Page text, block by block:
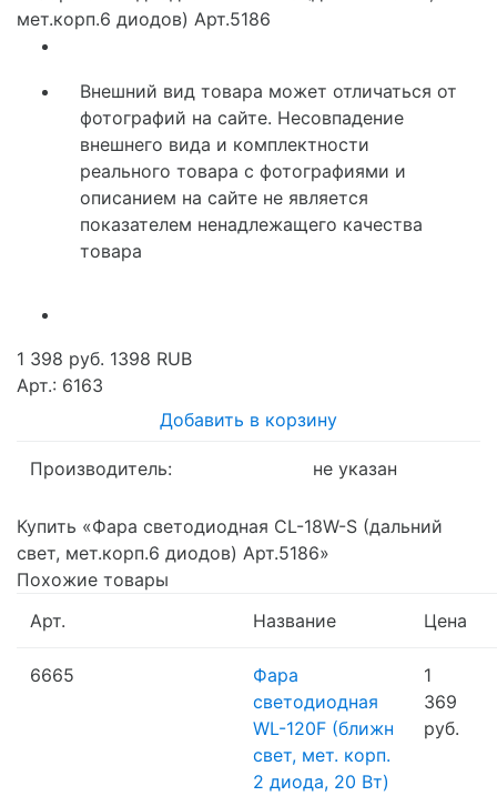
Внешний вид товара может отличаться от
фотографий на сайте. Несовпадение
внешнего вида и комплектности
реального товара с фотографиями и
описанием на сайте не является
показателем ненадлежащего качества
товара
1 398 руб. 1398 RUB
Арт.: 6163
Добавить в корзину
Производитель: не указан
Купить «Фара светодиодная CL-18W-S (дальний
свет, мет.корп.6 диодов) Арт.5186»
Похожие товары
Арт.
Название Цена
6665
Фара
светодиодная
WL-120F (ближн
свет, мет. корп.
2 диода, 20 Вт)
1
369
руб.